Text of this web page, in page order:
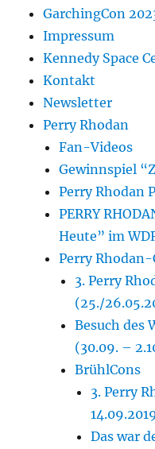
GarchingCon
Impressum
Kennedy Space
Kontakt
Newsletter
Perry Rhodan
Fan-Videos
Gewinnspiel
Perry Rhodan
PERRY
Heute” im
Perry Rhodan-
3. Perry
(25./
Besuch des
(30.09. –
BrühlCons
3. Perry
Das war